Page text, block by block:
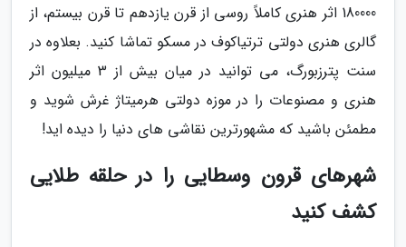
180000 اثر هنری کاملاً روسی از قرن یازدهم تا قرن بیستم، از
گالری هنری دولتی ترتیاکوف در مسکو تماشا کنید. بعلاوه در
سنت پترزبورگ، می توانید در میان بیش از 3 میلیون اثر
هنری و مصنوعات را در موزه دولتی هرمیتاژ غرش شوید و
مطمئن باشید که مشهورترین نقاشی های دنیا را دیده اید!
شهرهای قرون وسطایی را در حلقه طلایی
کشف کنید